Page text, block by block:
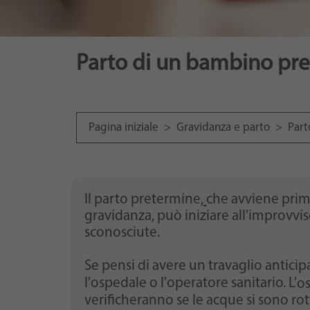
Parto di un bambino
Pagina iniziale > Gravidanza e parto >
Il parto pretermine, che avviene
gravidanza, può iniziare
sconosciute.
Se pensi di avere un travaglio
l'ospedale o l'operatore sanitario. L'
verificheranno se le acque si sono